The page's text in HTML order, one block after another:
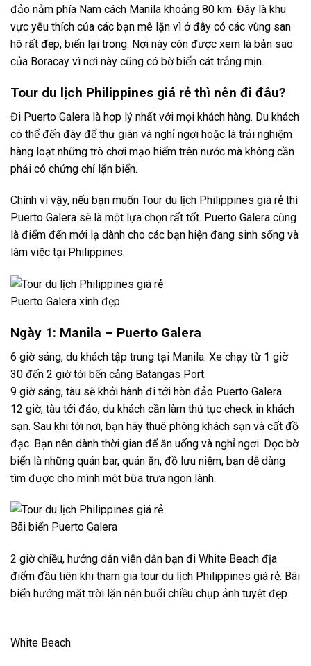
đảo nằm phía Nam cách Manila khoảng 80 km. Đây là khu
vực yêu thích của các bạn mê lặn vì ở đây có các vùng san
hô rất đẹp, biển lại trong. Nơi này còn được xem là bản sao
của Boracay vì nơi này cũng có bờ biển cát trắng mịn.
Tour du lịch Philippines giá rẻ thì nên đi đâu?
Đi Puerto Galera là hợp lý nhất với mọi khách hàng. Du khách
có thể đến đây để thư giãn và nghỉ ngơi hoặc là trải nghiệm
hàng loạt những trò chơi mạo hiểm trên nước mà không cần
phải có chứng chỉ lặn biển.
Chính vì vậy, nếu bạn muốn Tour du lịch Philippines giá rẻ thì
Puerto Galera sẽ là một lựa chọn rất tốt. Puerto Galera cũng
là điểm đến mới lạ dành cho các bạn hiện đang sinh sống và
làm việc tại Philippines.
Puerto Galera xinh đẹp
Ngày 1: Manila – Puerto Galera
6 giờ sáng, du khách tập trung tại Manila. Xe chạy từ 1 giờ
30 đến 2 giờ tới bến cảng Batangas Port.
9 giờ sáng, tàu sẽ khởi hành đi tới hòn đảo Puerto Galera.
12 giờ, tàu tới đảo, du khách cần làm thủ tục check in khách
sạn. Sau khi tới nơi, bạn hãy thuê phòng khách sạn và cất đồ
đạc. Bạn nên dành thời gian để ăn uống và nghỉ ngơi. Dọc bờ
biển là những quán bar, quán ăn, đồ lưu niệm, bạn dễ dàng
tìm được cho mình một bữa trưa ngon lành.
Bãi biển Puerto Galera
2 giờ chiều, hướng dẫn viên dẫn bạn đi White Beach địa
điểm đầu tiên khi tham gia tour du lịch Philippines giá rẻ. Bãi
biển hướng mặt trời lặn nên buổi chiều chụp ảnh tuyệt đẹp.
White Beach